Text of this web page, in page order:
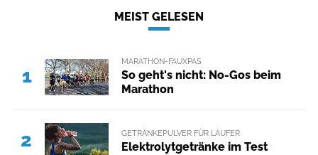
MEIST GELESEN
1
MARATHON-FAUXPAS
So geht's nicht: No-Gos beim
Marathon
2 GETRÄNKEPULVER FÜR LÄUFER
Elektrolytgetränke im Test